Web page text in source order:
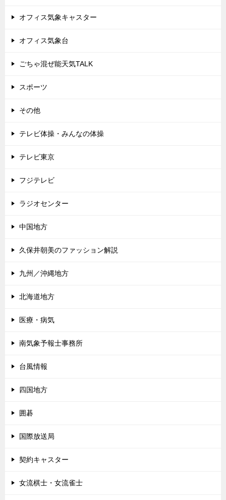
オフィス気象キャスター
オフィス気象台
ごちゃ混ぜ能天気TALK
スポーツ
その他
テレビ体操・みんなの体操
テレビ東京
フジテレビ
ラジオセンター
中国地方
久保井朝美のファッション解説
九州／沖縄地方
北海道地方
医療・病気
南気象予報士事務所
台風情報
四国地方
囲碁
国際放送局
契約キャスター
女流棋士・女流雀士